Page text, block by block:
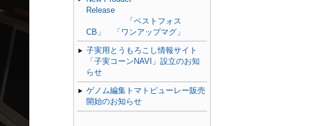
Release
「ベストフォス
CB」 「ワンアップマグ」
子実用とうもろこし情報サイト
「子実コーンNAVI」設立のお知
らせ
ゲノム編集トマトピューレー販売
開始のお知らせ